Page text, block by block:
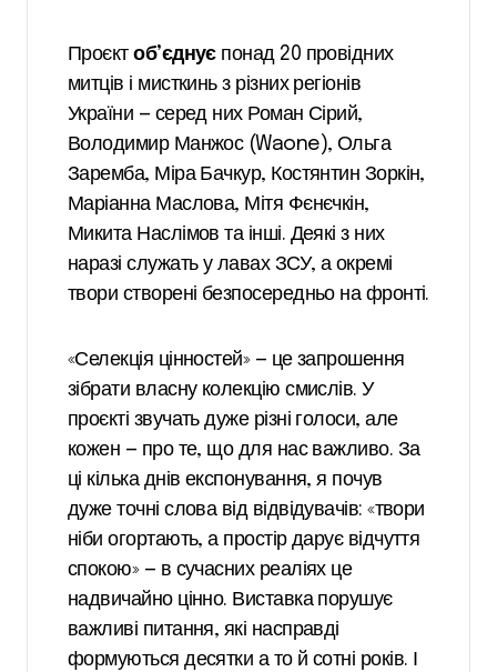
Проєктоб’єднуєпонад 20 провідних
митців і мисткинь з різних регіонів
України — серед них Роман Сірий,
Володимир Манжос (Waone), Ольга
Заремба, Міра Бачкур, Костянтин Зоркін,
Маріанна Маслова, Мітя Фєнєчкін,
Микита Наслімов та інші. Деякі з них
наразі служать у лавах ЗСУ, а окремі
твори створені безпосередньо на фронті.
«Селекція цінностей» — це запрошення
зібрати власну колекцію смислів. У
проєкті звучать дуже різні голоси, але
кожен — про те, що для нас важливо. За
ці кілька днів експонування, я почув
дуже точні слова від відвідувачів: «твори
ніби огортають, а простір дарує відчуття
спокою» — в сучасних реаліях це
надвичайно цінно. Виставка порушує
важливі питання, які насправді
формуються десятки а то й сотні років. І